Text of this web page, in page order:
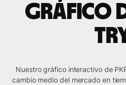
Gráfico
Nuestro gráfico interactivo de
cambio medio del mercado en